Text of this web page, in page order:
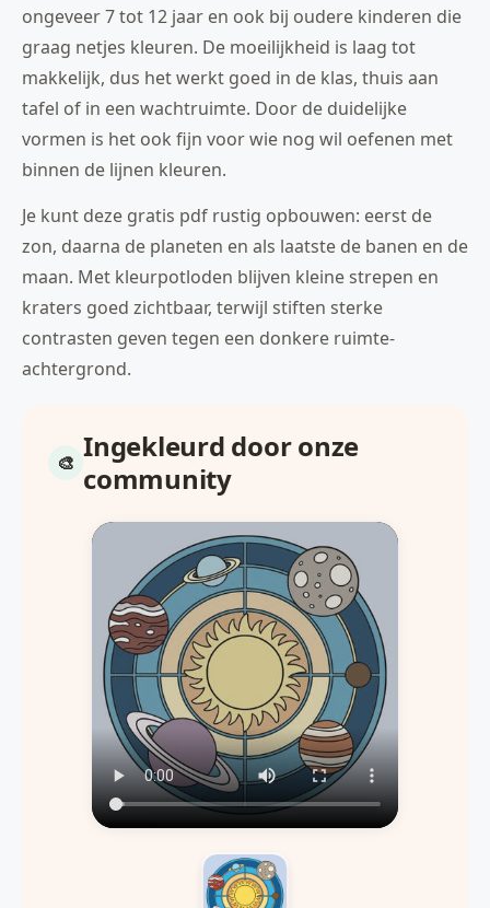
ongeveer 7 tot 12 jaar en ook bij oudere kinderen die
graag netjes kleuren. De moeilijkheid is laag tot
makkelijk, dus het werkt goed in de klas, thuis aan
tafel of in een wachtruimte. Door de duidelijke
vormen is het ook fijn voor wie nog wil oefenen met
binnen de lijnen kleuren.
Je kunt deze gratis pdf rustig opbouwen: eerst de
zon, daarna de planeten en als laatste de banen en de
maan. Met kleurpotloden blijven kleine strepen en
kraters goed zichtbaar, terwijl stiften sterke
contrasten geven tegen een donkere ruimte-
achtergrond.
Ingekleurd door onze
community